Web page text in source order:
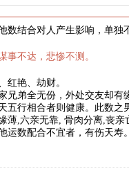
数结合对人产生影响，单独
事不达，悲惨不测。
红艳、劫财。
兄弟全无份，外处交友却有
五行相合者则健康。此数之
薄,六亲无靠, 骨肉分离,丧
运数配合不宜者，有伤天